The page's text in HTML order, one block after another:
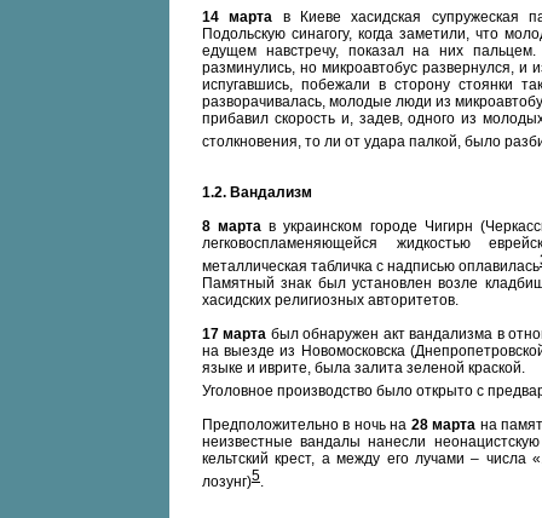
14 марта в Киеве хасидская
Подольскую синагогу, когда заметили, что
едущем навстречу, показал на них
разминулись, но микроавтобус развернулся,
испугавшись, побежали в сторону стоянки
разворачивалась, молодые люди из
прибавил скорость и, задев, одного из
столкновения, то ли от удара палкой, было
1.2. Вандализм
8 мартав украинском городе Чигирн
легковоспламеняющейся жидкостью
металлическая табличка с надписью оплавилась
Памятный знак был установлен возле
хасидских религиозных авторитетов.
17 марта был обнаружен акт вандализма в
на выезде из Новомосковска
языке и иврите, была залита зеленой краской.
Уголовное производство было открыто с
Предположительно в ночь на 28 марта на
неизвестные вандалы нанесли
кельтский крест, а между его лучами –
лозунг)5.